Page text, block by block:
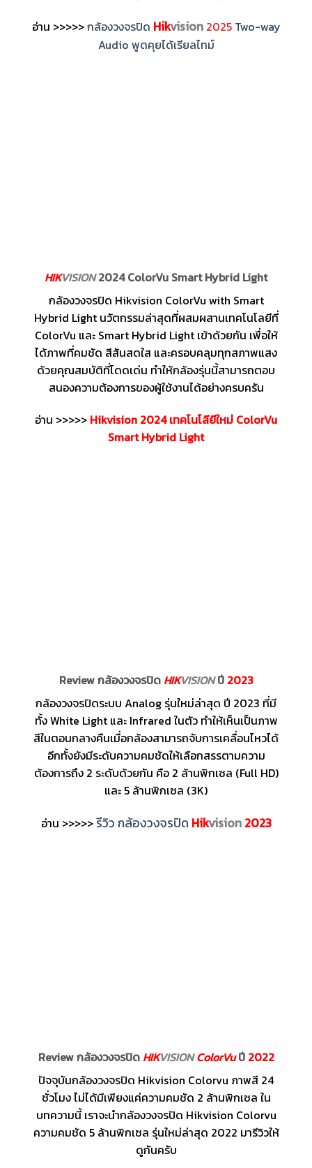
อ่าน >>>>>กล้องวงจรปิด Hikvision 2025Two-way
Audio พูดคุยได้เรียลไทม์
HIKVISION2024 ColorVu Smart Hybrid Light
กล้องวงจรปิด Hikvision ColorVu with Smart
Hybrid Light นวัตกรรมล่าสุดที่ผสมผสานเทคโนโลยีที่
ColorVu และ Smart Hybrid Light เข้าด้วยกัน เพื่อให้
ได้ภาพที่คมชัด สีสันสดใส และครอบคลุมทุกสภาพแสง
ด้วยคุณสมบัติที่โดดเด่น ทำให้กล้องรุ่นนี้สามารถตอบ
สนองความต้องการของผู้ใช้งานได้อย่างครบครัน
อ่าน >>>>> Hikvision 2024 เทคโนโลียีใหม่ ColorVu
Smart Hybrid Light
Review กล้องวงจรปิด HIKVISIONปี 2023
กล้องวงจรปิดระบบ Analog รุ่นใหม่ล่าสุด ปี 2023 ที่มี
ทั้ง White Light และ Infrared ในตัว ทำให้เห็นเป็นภาพ
สีในตอนกลางคืนเมื่อกล้องสามารถจับการเคลื่อนไหวได้
อีกทั้งยังมีระดับความคมชัดให้เลือกสรรตามความ
ต้องการถึง 2 ระดับด้วยกัน คือ 2 ล้านพิกเซล (Full HD)
และ 5 ล้านพิกเซล (3K)
อ่าน >>>>>รีวิว กล้องวงจรปิด Hikvision 2023
Review กล้องวงจรปิด HIKVISIONColorVuปี 2022
ปัจจุบันกล้องวงจรปิด Hikvision Colorvu ภาพสี 24
ชั่วโมง ไม่ได้มีเพียงแค่ความคมชัด 2 ล้านพิกเซล ใน
บทความนี้ เราจะนำกล้องวงจรปิด Hikvision Colorvu
ความคมชัด 5 ล้านพิกเซล รุ่นใหม่ล่าสุด 2022 มารีวิวให้
ดูกันครับ